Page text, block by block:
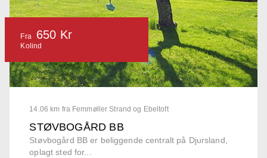
14.06 km fra Femmøller Strand og Ebeltoft
STØVBOGÅRD BB
Støvbogård BB er beliggende centralt på Djursland,
oplagt sted for...
Fra 650 Kr
Kolind